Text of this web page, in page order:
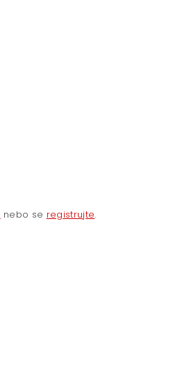
nebo se registrujte.